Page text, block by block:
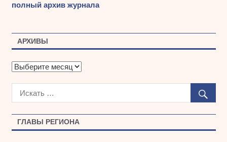
ГЛАВЫ РЕГИОНА
полный архив журнала
АРХИВЫ
А
х
ы